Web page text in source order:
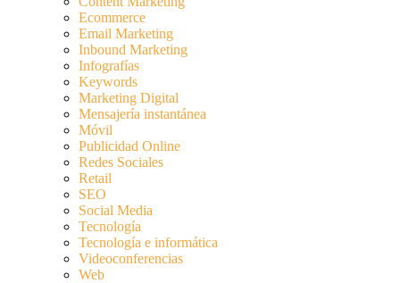
Ecommerce
Email Marketing
Inbound Marketing
Infografías
Keywords
Marketing Digital
Mensajería instantánea
Móvil
Publicidad Online
Redes Sociales
Retail
SEO
Social Media
Tecnología
Tecnología e informática
Videoconferencias
Web